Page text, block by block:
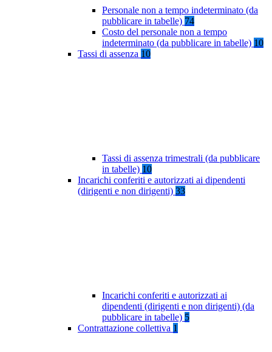
Personale non a tempo indeterminato (da
pubblicare in tabelle) 74
Costo del personale non a tempo
indeterminato (da pubblicare in tabelle) 10
Tassi di assenza 10
Tassi di assenza trimestrali (da pubblicare
in tabelle) 10
Incarichi conferiti e autorizzati ai dipendenti
(dirigenti e non dirigenti) 33
Incarichi conferiti e autorizzati ai
dipendenti (dirigenti e non dirigenti) (da
pubblicare in tabelle) 5
Contrattazione collettiva 1